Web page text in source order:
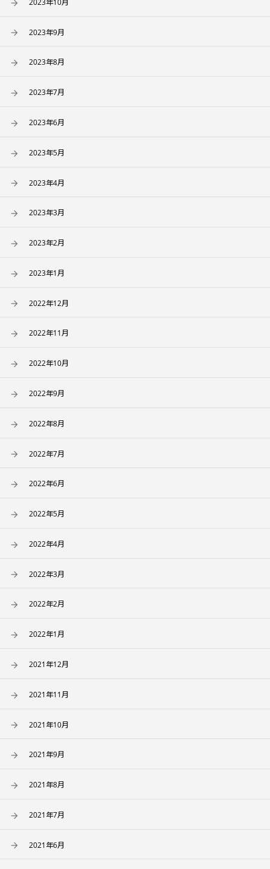
2023年9月
2023年8月
2023年7月
2023年6月
2023年5月
2023年4月
2023年3月
2023年2月
2023年1月
2022年12月
2022年11月
2022年10月
2022年9月
2022年8月
2022年7月
2022年6月
2022年5月
2022年4月
2022年3月
2022年2月
2022年1月
2021年12月
2021年11月
2021年10月
2021年9月
2021年8月
2021年7月
2021年6月